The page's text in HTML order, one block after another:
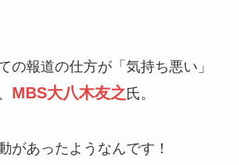
の報道の仕方が「気持ち悪い」
MBS大八木友之氏。
があったようなんです！